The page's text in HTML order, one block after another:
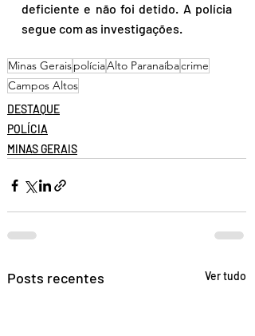
deficiente e não foi detido. A polícia
segue com as investigações.
Minas GeraispolíciaAlto Paranaíbacrime
Campos Altos
DESTAQUE
POLÍCIA
MINAS GERAIS
Posts recentes Ver tudo